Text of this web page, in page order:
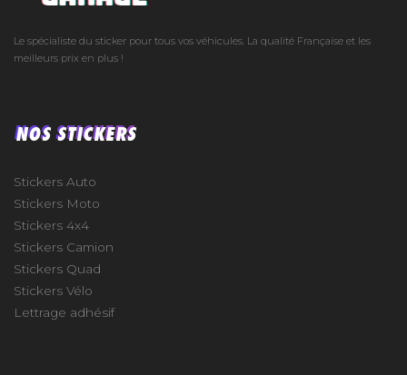
Le spécialiste du sticker pour tous vos véhicules. La qualité Française et les
meilleurs prix en plus !
NOS STICKERS
Stickers Auto
Stickers Moto
Stickers 4x4
Stickers Camion
Stickers Quad
Stickers Vélo
Lettrage adhésif